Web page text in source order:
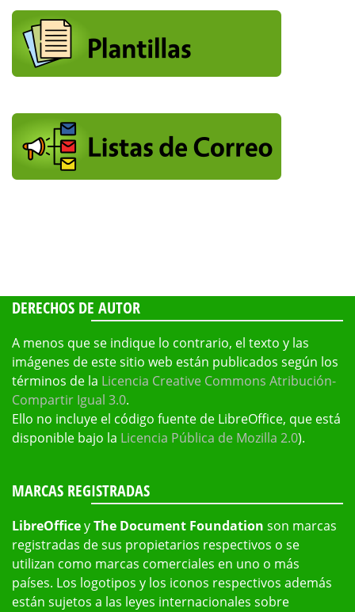
DERECHOS DE AUTOR
A menos que se indique lo contrario, el texto y las
imágenes de este sitio web están publicados según los
términos de la Licencia Creative Commons Atribución-
Compartir Igual 3.0.
Ello no incluye el código fuente de LibreOffice, que está
disponible bajo la Licencia Pública de Mozilla 2.0).
MARCAS REGISTRADAS
LibreOfficeyThe Document Foundation son marcas
registradas de sus propietarios respectivos o se
utilizan como marcas comerciales en uno o más
países. Los logotipos y los iconos respectivos además
están sujetos a las leyes internacionales sobre